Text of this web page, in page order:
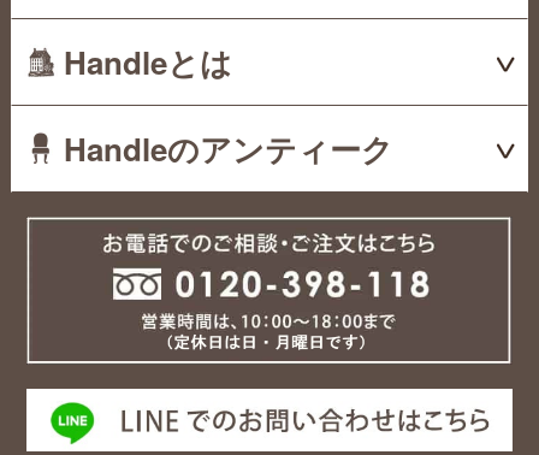
Handleとは
Handleのアンティーク